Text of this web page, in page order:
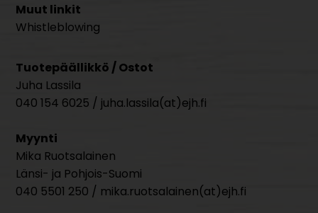
Muut linkit
Whistleblowing
Tuotepäällikkö / Ostot
Juha Lassila
040 154 6025 / juha.lassila(at)ejh.fi
Myynti
Mika Ruotsalainen
Länsi- ja Pohjois-Suomi
040 5501 250 / mika.ruotsalainen(at)ejh.fi